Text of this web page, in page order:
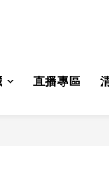
直播專區